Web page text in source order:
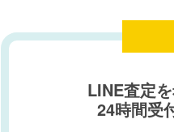
LINE査定
24時間受